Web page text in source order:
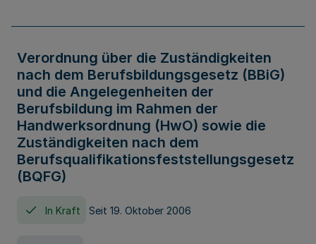
Verordnung über die Zuständigkeiten
nach dem Berufsbildungsgesetz (BBiG)
und die Angelegenheiten der
Berufsbildung im Rahmen der
Handwerksordnung (HwO) sowie die
Zuständigkeiten nach dem
Berufsqualifikationsfeststellungsgesetz
(BQFG)
In Kraft Seit 19. Oktober 2006